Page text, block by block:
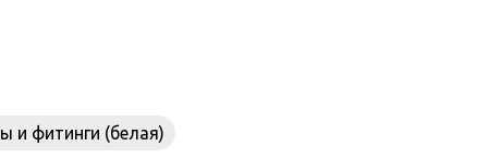
и фитинги (белая)